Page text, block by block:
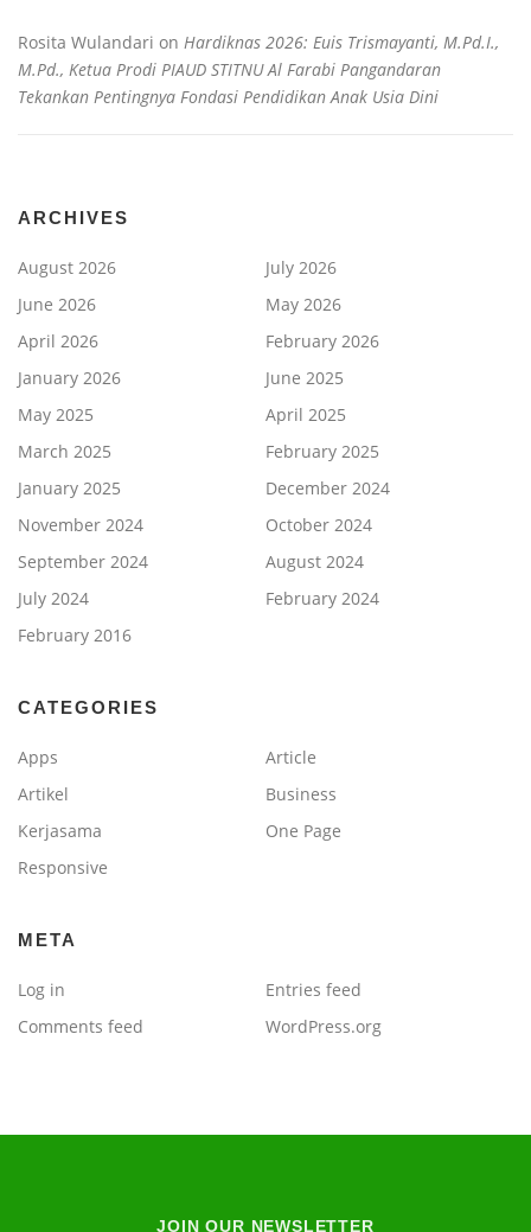
Rosita Wulandari on Hardiknas 2026: Euis Trismayanti, M.Pd.I.,
M.Pd., Ketua Prodi PIAUD STITNU Al Farabi Pangandaran
Tekankan Pentingnya Fondasi Pendidikan Anak Usia Dini
ARCHIVES
August 2026
July 2026
June 2026
May 2026
April 2026
February 2026
January 2026
June 2025
May 2025
April 2025
March 2025
February 2025
January 2025
December 2024
November 2024
October 2024
September 2024
August 2024
July 2024
February 2024
February 2016
CATEGORIES
Apps
Article
Artikel
Business
Kerjasama
One Page
Responsive
META
Log in
Entries feed
Comments feed
WordPress.org
JOIN OUR NEWSLETTER